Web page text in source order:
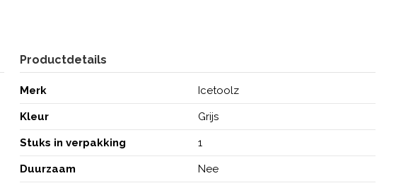
Productdetails
Merk Icetoolz
Kleur Grijs
Stuks in verpakking 1
Duurzaam Nee